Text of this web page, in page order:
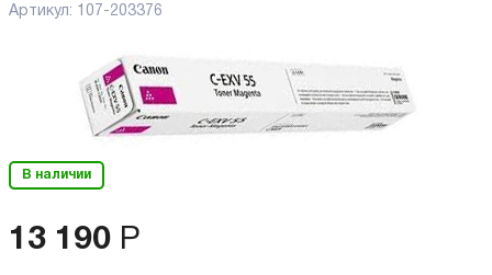
Артикул: 107-203376
В наличии
13 190 Р